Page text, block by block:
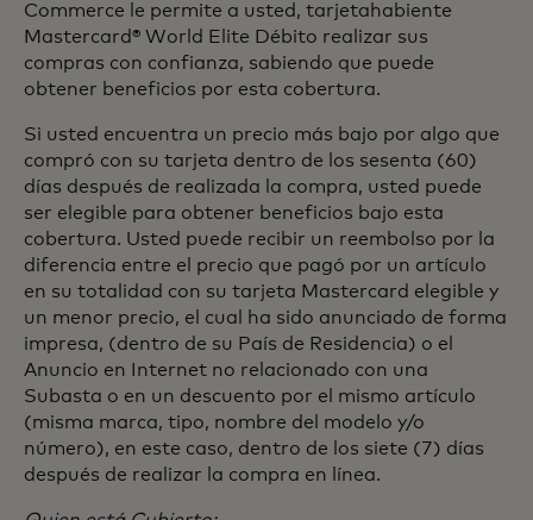
Commerce le permite a usted, tarjetahabiente
Mastercard® World Elite Débito realizar sus
compras con confianza, sabiendo que puede
obtener beneficios por esta cobertura.
Si usted encuentra un precio más bajo por algo que
compró con su tarjeta dentro de los sesenta (60)
días después de realizada la compra, usted puede
ser elegible para obtener beneficios bajo esta
cobertura. Usted puede recibir un reembolso por la
diferencia entre el precio que pagó por un artículo
en su totalidad con su tarjeta Mastercard elegible y
un menor precio, el cual ha sido anunciado de forma
impresa, (dentro de su País de Residencia) o el
Anuncio en Internet no relacionado con una
Subasta o en un descuento por el mismo artículo
(misma marca, tipo, nombre del modelo y/o
número), en este caso, dentro de los siete (7) días
después de realizar la compra en línea.